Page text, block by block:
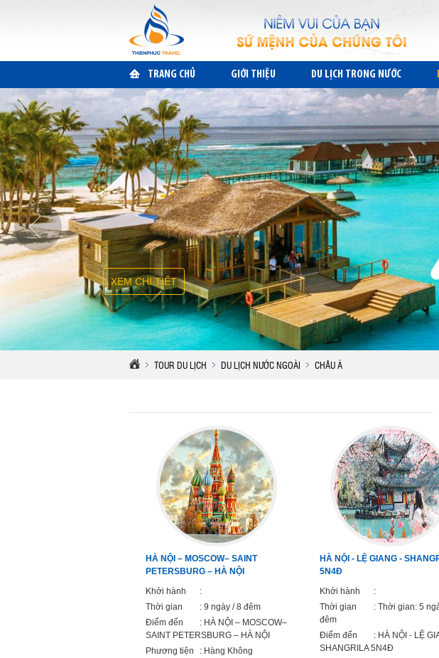
TRANG CHỦ GIỚI THIỆU DU LỊCH TRONG NƯỚC
XEM CHI TIẾT
TOUR DU LỊCH DU LỊCH NƯỚC NGOÀI CHÂU Á
HÀ NỘI – MOSCOW– SAINT
PETERSBURG – HÀ NỘI
Khởi hành
:
Thời gian
: 9 ngày / 8 đêm
Điểm đến
: HÀ NỘI – MOSCOW–
SAINT PETERSBURG – HÀ NỘI
Phương tiện
: Hàng Không
HÀ NỘI - LỆ GIANG -
5N4Đ
Khởi hành
:
Thời gian
: Thời gian: 5
đêm
Điểm đến
: HÀ NỘI - LỆ
SHANGRILA 5N4Đ